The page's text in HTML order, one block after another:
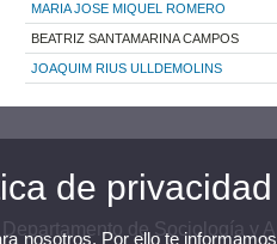
MARIA JOSE MIQUEL ROMERO
BEATRIZ SANTAMARINA CAMPOS
JOAQUIM RIUS ULLDEMOLINS
Departamento de Sociología y
de privacidad
nosotros. Por ello te